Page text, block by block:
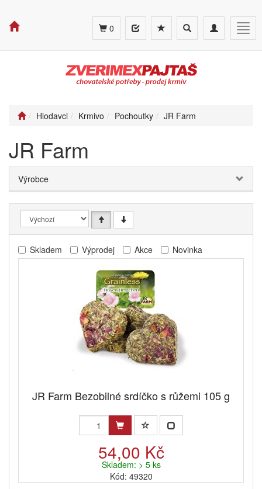
Toggle
navigation
Toggle
search
0
Hlodavci Krmivo Pochoutky JR Farm
JR Farm
Výrobce
Skladem Výprodej Akce Novinka
JR Farm Bezobilné srdíčko s růžemi 105 g
54,00 Kč
Skladem: > 5 ks
Kód: 49320